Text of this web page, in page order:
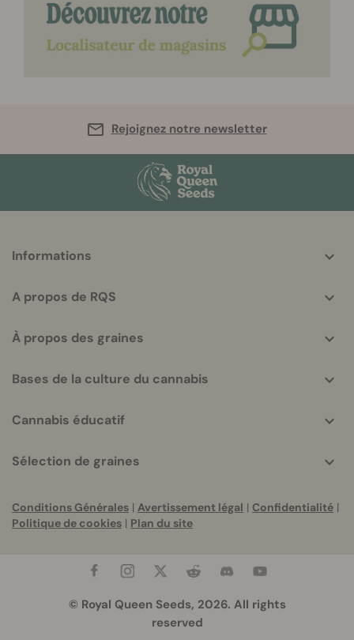
Rejoignez notre newsletter
helpful
Informations
A propos de RQS
À propos des graines
Bases de la culture du cannabis
Cannabis éducatif
Sélection de graines
Conditions Générales | Avertissement légal | Confidentialité |
Politique de cookies | Plan du site
© Royal Queen Seeds, 2026. All rights
reserved